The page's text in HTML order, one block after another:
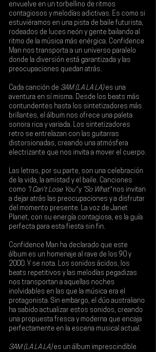
envuelve en un torbellino de ritmos
contagiosos y melodías adictivas. Es como si
estuviéramos en una pista de baile futurista,
rodeados de luces neón y gente bailando al
ritmo de la música más enérgica. Confidence
Man nos transporta a un universo paralelo
donde la diversión está garantizada y las
preocupaciones quedan atrás.
Cada canción de 3AM (LA LA LA) es una
aventura en sí misma. Desde los beats más
contundentes hasta los sintetizadores más
brillantes, el álbum nos ofrece una paleta
sonora rica y variada. Los sintetizadores
retro se entrelazan con las guitarras
distorsionadas, creando una atmósfera
electrizante que nos invita a mover el cuerpo.
Las letras, por su parte, son una celebración
de la vida, la amistad y el baile. Canciones
como "I Can't Lose You" y "So What" nos invitan
a dejar atrás las preocupaciones y a disfrutar
del momento presente. La voz de Janet
Planet, con su energía contagiosa, es la guía
perfecta para esta fiesta sin fin.
Confidence Man ha declarado que este
álbum es un homenaje al rave de los 90 y
2000. Y se nota. Los sonidos ácidos, los
beats repetitivos y las melodías pegadizas
nos transportan a aquellas noches
inolvidables en las que la música era el
protagonista. Sin embargo, el dúo australiano
ha sabido actualizar estos sonidos, creando
una propuesta fresca y moderna que encaja
perfectamente en la escena musical actual.
3AM (LA LA LA) es un álbum imprescindible